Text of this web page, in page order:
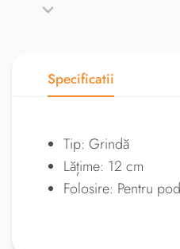
Specificatii
Tip: Grindă
Lățime: 12 cm
Folosire: Pentru pod